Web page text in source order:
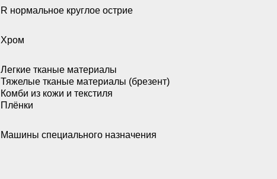
R нормальное круглое острие
Хром
Легкие тканые материалы
Тяжелые тканые материалы (брезент)
Комби из кожи и текстиля
Плёнки
Машины специального назначения